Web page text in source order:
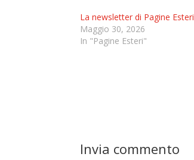
La newsletter di Pagine Esteri
Maggio 30, 2026
In "Pagine Esteri"
Invia commento